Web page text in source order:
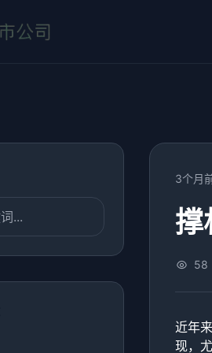
3个月
撑
58
近年
现，